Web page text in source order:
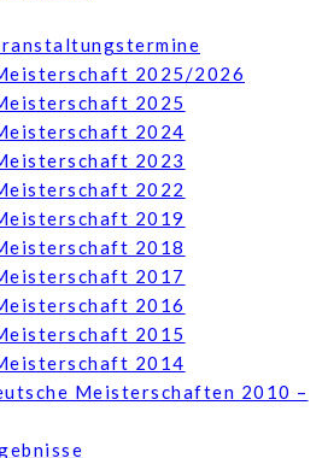
2025/2026
2025
2024
2023
2022
2019
2018
2017
2016
2015
2014
Meisterschaften 2010 –